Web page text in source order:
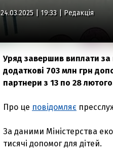
24.03.2025 | 19:33 | Редакція
Уряд завершив виплати
додаткові 703 млн грн
партнери з 13 по 28
Про це повідомляє
За даними Міністерства
тисячі допомог для дітей.